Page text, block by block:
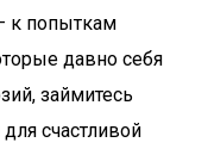
к попыткам
давно себя
займитесь
счастливой